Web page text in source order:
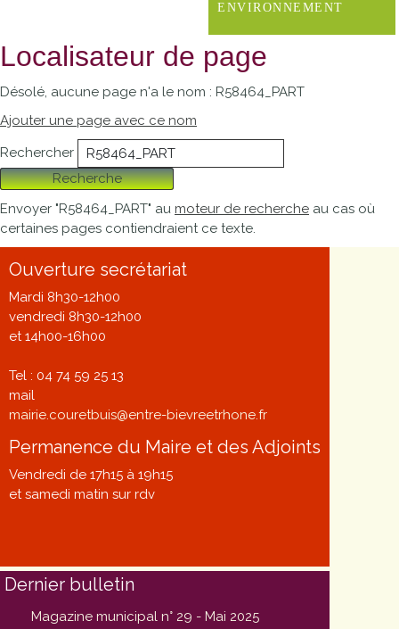
ENVIRONNEMENT
Localisateur de page
Désolé, aucune page n'a le nom : R58464_PART
Ajouter une page avec ce nom
Rechercher
Recherche
Envoyer "R58464_PART" au moteur de recherche au cas où
certaines pages contiendraient ce texte.
Ouverture secrétariat
Mardi 8h30-12h00
vendredi 8h30-12h00
et 14h00-16h00
Tel : 04 74 59 25 13
mail
mairie.couretbuis@entre-bievreetrhone.fr
Permanence du Maire et des Adjoints
Vendredi de 17h15 à 19h15
et samedi matin sur rdv
Dernier bulletin
Magazine municipal n° 29 - Mai 2025